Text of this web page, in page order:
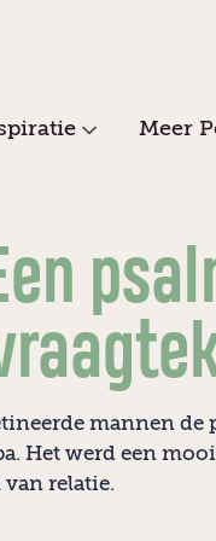
Meer
mannen de
Het werd een
van relatie.